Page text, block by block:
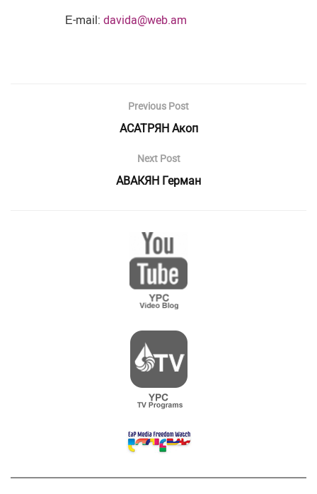
Е-mail: davida@web.am
Previous Post
АСАТРЯН Акоп
Next Post
АВАКЯН Герман